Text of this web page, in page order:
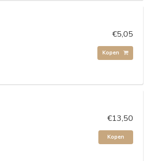
€5,05
Kopen
€13,50
Kopen